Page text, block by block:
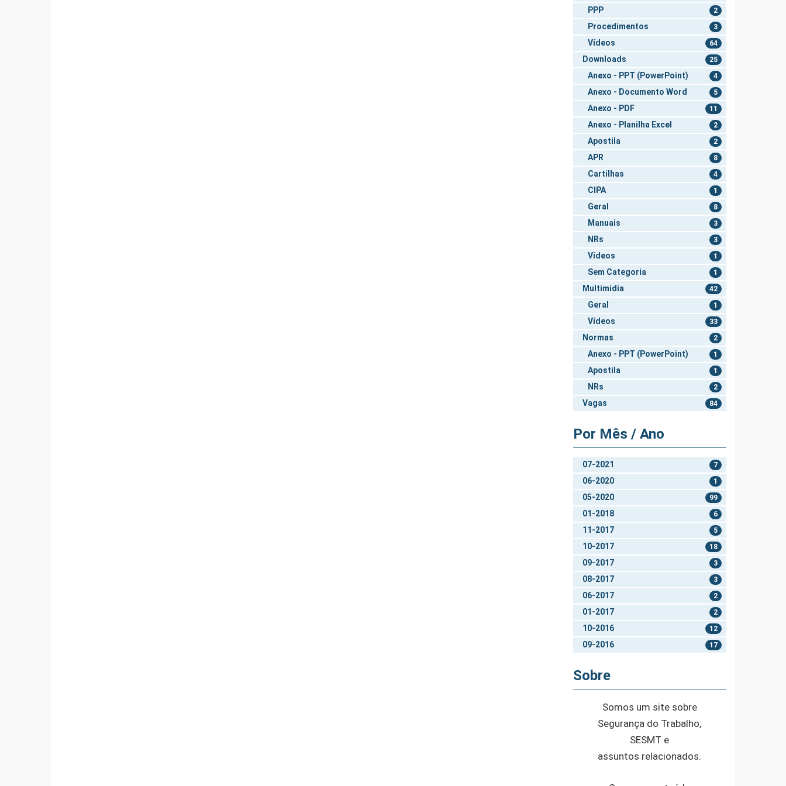
PPP 2
Procedimentos 3
Vídeos 64
Downloads 25
Anexo - PPT (PowerPoint) 4
Anexo - Documento Word 5
Anexo - PDF 11
Anexo - Planilha Excel 2
Apostila 2
APR 8
Cartilhas 4
CIPA 1
Geral 8
Manuais 3
NRs 3
Vídeos 1
Sem Categoria 1
Multimidia 42
Geral 1
Vídeos 33
Normas 2
Anexo - PPT (PowerPoint) 1
Apostila 1
NRs 2
Vagas 84
Por Mês / Ano
07-2021 7
06-2020 1
05-2020 99
01-2018 6
11-2017 5
10-2017 18
09-2017 3
08-2017 3
06-2017 2
01-2017 2
10-2016 12
09-2016 17
Sobre
Somos um site sobre
Segurança do Trabalho,
SESMT e
assuntos relacionados.